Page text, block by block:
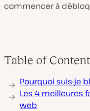
commencer à
Table of
Pourquoi suis-je
Les 4 meilleures
web